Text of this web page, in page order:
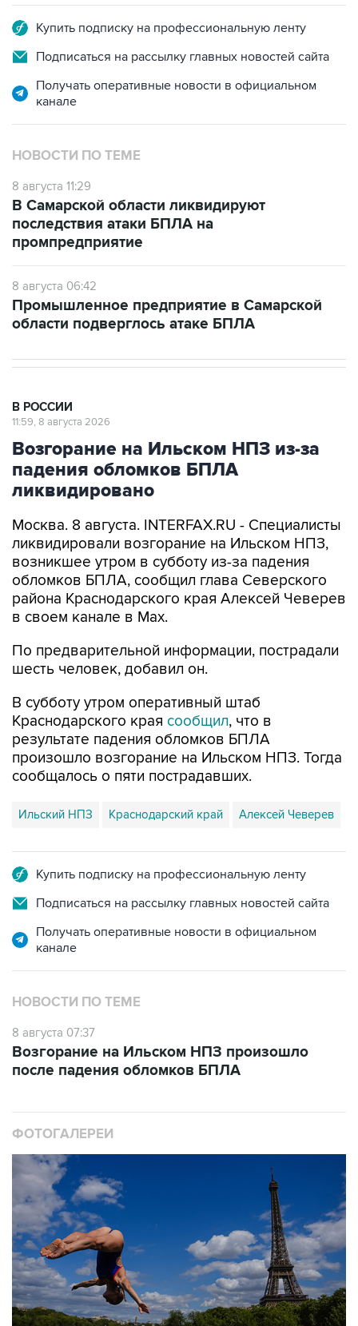
Подписаться на рассылку главных новостей сайта
Получать оперативные новости в официальном
НОВОСТИ ПО ТЕМЕ
8 августа 11:29
последствия атаки БПЛА на
промпредприятие
8 августа 06:42
области подверглось атаке БПЛА
Возгорание на Ильском НПЗ из-за
падения обломков БПЛА
ликвидировано
Москва. 8 августа. INTERFAX.RU - Специалисты
возникшее утром в субботу из-за падения
обломков БПЛА, сообщил глава Северского
района Краснодарского края Алексей Чеверев
в своем канале в Max.
По предварительной информации, пострадали
В субботу утром оперативный штаб
результате падения обломков БПЛА
произошло возгорание на Ильском НПЗ. Тогда
сообщалось о пяти пострадавших.
Ильский НПЗ Краснодарский край Алексей Чеверев
Подписаться на рассылку главных новостей сайта
Получать оперативные новости в официальном
НОВОСТИ ПО ТЕМЕ
8 августа 07:37
после падения обломков БПЛА
10